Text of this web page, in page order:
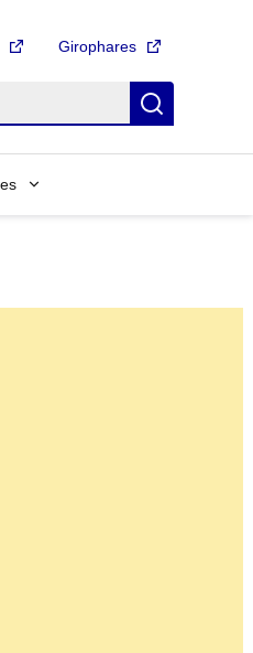
Girophares